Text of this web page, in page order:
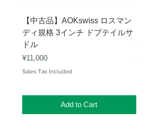
【中古品】AOKswiss ロスマン
ディ規格 3インチ ドブテイルサ
ドル
Price
¥11,000
Sales Tax Included
Add to Cart
Price
¥28,000
Sales